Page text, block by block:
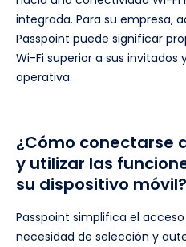
integrada. Para su empresa,
Passpoint puede significar
Wi-Fi superior a sus
operativa.
¿Cómo
y utilizar las
su dispositivo móvil?
Passpoint simplifica el
necesidad de selección y